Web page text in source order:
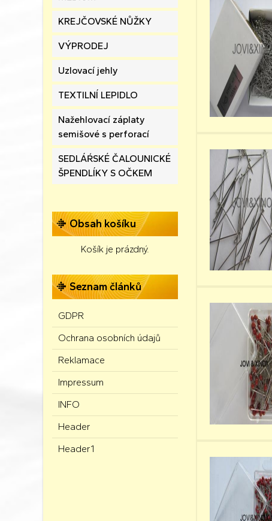
KREJČOVSKÉ NŮŽKY
VÝPRODEJ
Uzlovací jehly
TEXTILNÍ LEPIDLO
Nažehlovací záplaty
semišové s perforací
SEDLÁŔSKÉ ČALOUNICKÉ
ŠPENDLÍKY S OČKEM
Obsah košíku
Košík je prázdný.
Seznam článků
GDPR
Ochrana osobních údajů
Reklamace
Impressum
INFO
Header
Header1